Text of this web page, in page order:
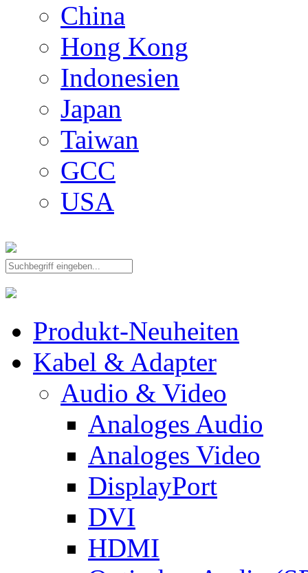
China
Hong Kong
Indonesien
Japan
Taiwan
GCC
USA
Produkt-Neuheiten
Kabel & Adapter
Audio & Video
Analoges Audio
Analoges Video
DisplayPort
DVI
HDMI